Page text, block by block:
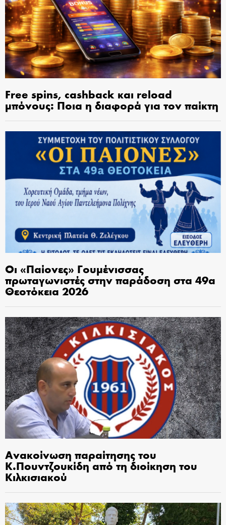
Free spins, cashback και reload
μπόνους: Ποια η διαφορά για τον παίκτη
Οι «Παίονες» Γουμένισσας
πρωταγωνιστές στην παράδοση στα 49α
Θεοτόκεια 2026
Ανακοίνωση παραίτησης του
Κ.Πουντζουκίδη από τη διοίκηση του
Κιλκισιακού